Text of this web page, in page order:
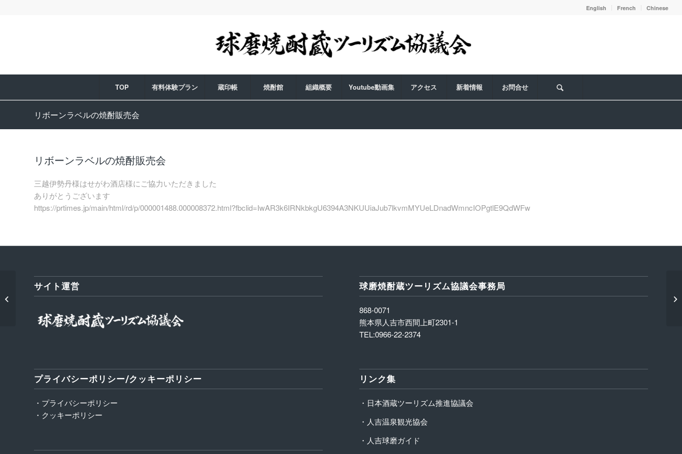
English French Chinese
TOP 有料体験プラン 蔵印帳 焼酎館 組織概要 Youtube動画集 アクセス 新着情報 お問合せ
リボーンラベルの焼酎販売会
リボーンラベルの焼酎販売会
三越伊勢丹様はせがわ酒店様にご協力いただきました
ありがとうございます
https://prtimes.jp/main/html/rd/p/000001488.000008372.html?fbclid=IwAR3k6IRNkbkgU6394A3NKUUiaJub7lkvmMYUeLDnadWmncIOPgtlE9QdWFw
サイト運営
プライバシーポリシー/クッキーポリシー
・プライバシーポリシー
・クッキーポリシー
球磨焼酎蔵ツーリズム協議会事務局
868-0071
熊本県人吉市西間上町2301-1
TEL:0966-22-2374
リンク集
・日本酒蔵ツーリズム推進協議会
・人吉温泉観光協会
・人吉球磨ガイド
くま川鉄道旧車両デザ